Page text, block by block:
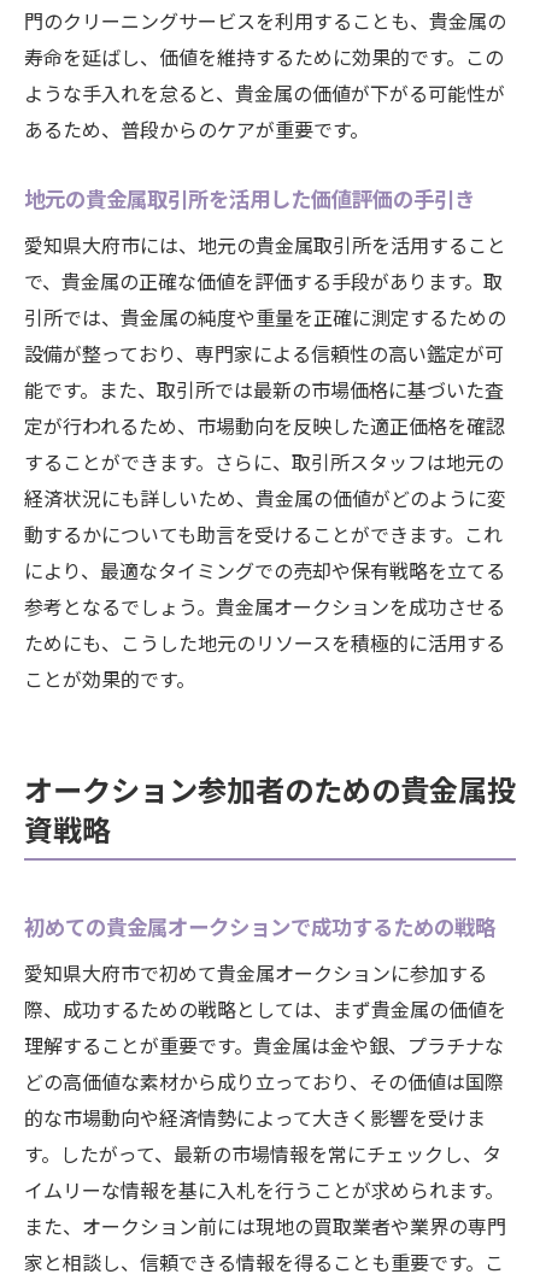
門のクリーニングサービスを利用することも、貴金属の
寿命を延ばし、価値を維持するために効果的です。この
ような手入れを怠ると、貴金属の価値が下がる可能性が
あるため、普段からのケアが重要です。
地元の貴金属取引所を活用した価値評価の手引き
愛知県大府市には、地元の貴金属取引所を活用すること
で、貴金属の正確な価値を評価する手段があります。取
引所では、貴金属の純度や重量を正確に測定するための
設備が整っており、専門家による信頼性の高い鑑定が可
能です。また、取引所では最新の市場価格に基づいた査
定が行われるため、市場動向を反映した適正価格を確認
することができます。さらに、取引所スタッフは地元の
経済状況にも詳しいため、貴金属の価値がどのように変
動するかについても助言を受けることができます。これ
により、最適なタイミングでの売却や保有戦略を立てる
参考となるでしょう。貴金属オークションを成功させる
ためにも、こうした地元のリソースを積極的に活用する
ことが効果的です。
オークション参加者のための貴金属投
資戦略
初めての貴金属オークションで成功するための戦略
愛知県大府市で初めて貴金属オークションに参加する
際、成功するための戦略としては、まず貴金属の価値を
理解することが重要です。貴金属は金や銀、プラチナな
どの高価値な素材から成り立っており、その価値は国際
的な市場動向や経済情勢によって大きく影響を受けま
す。したがって、最新の市場情報を常にチェックし、タ
イムリーな情報を基に入札を行うことが求められます。
また、オークション前には現地の買取業者や業界の専門
家と相談し、信頼できる情報を得ることも重要です。こ